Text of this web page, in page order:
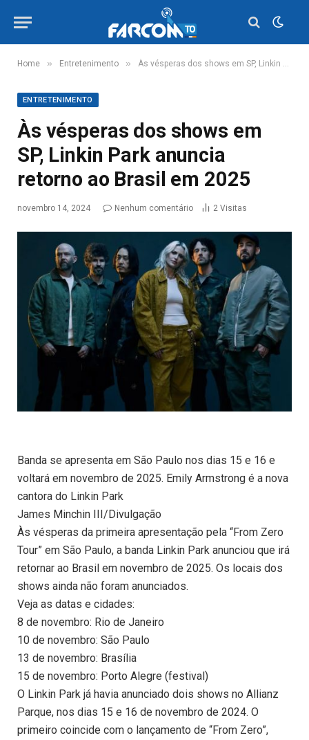
Home » Entretenimento » Às vésperas dos shows em SP, Linkin Park anuncia retorno ao Brasil em 2025
ENTRETENIMENTO
Às vésperas dos shows em
SP, Linkin Park anuncia
retorno ao Brasil em 2025
novembro 14, 2024 Nenhum comentário 2 Visitas
Banda se apresenta em São Paulo nos dias 15 e 16 e
voltará em novembro de 2025. Emily Armstrong é a nova
cantora do Linkin Park
James Minchin III/Divulgação
Às vésperas da primeira apresentação pela “From Zero
Tour” em São Paulo, a banda Linkin Park anunciou que irá
retornar ao Brasil em novembro de 2025. Os locais dos
shows ainda não foram anunciados.
Veja as datas e cidades:
8 de novembro: Rio de Janeiro
10 de novembro: São Paulo
13 de novembro: Brasília
15 de novembro: Porto Alegre (festival)
O Linkin Park já havia anunciado dois shows no Allianz
Parque, nos dias 15 e 16 de novembro de 2024. O
primeiro coincide com o lançamento de “From Zero”,